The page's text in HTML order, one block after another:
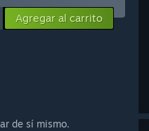
Agregar al carrito
de sí mismo.